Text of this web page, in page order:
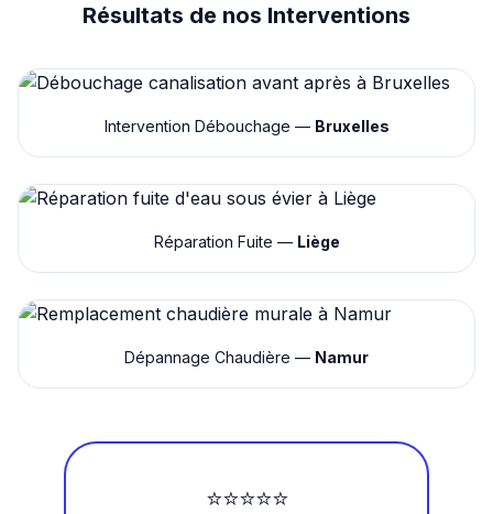
Résultats de nos Interventions
Intervention Débouchage — Bruxelles
Réparation Fuite — Liège
Dépannage Chaudière — Namur
⭐⭐⭐⭐⭐